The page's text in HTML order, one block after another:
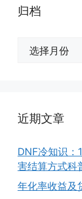
归档
近期文章
DNF冷知识：
害结算方式科
年化率收益及